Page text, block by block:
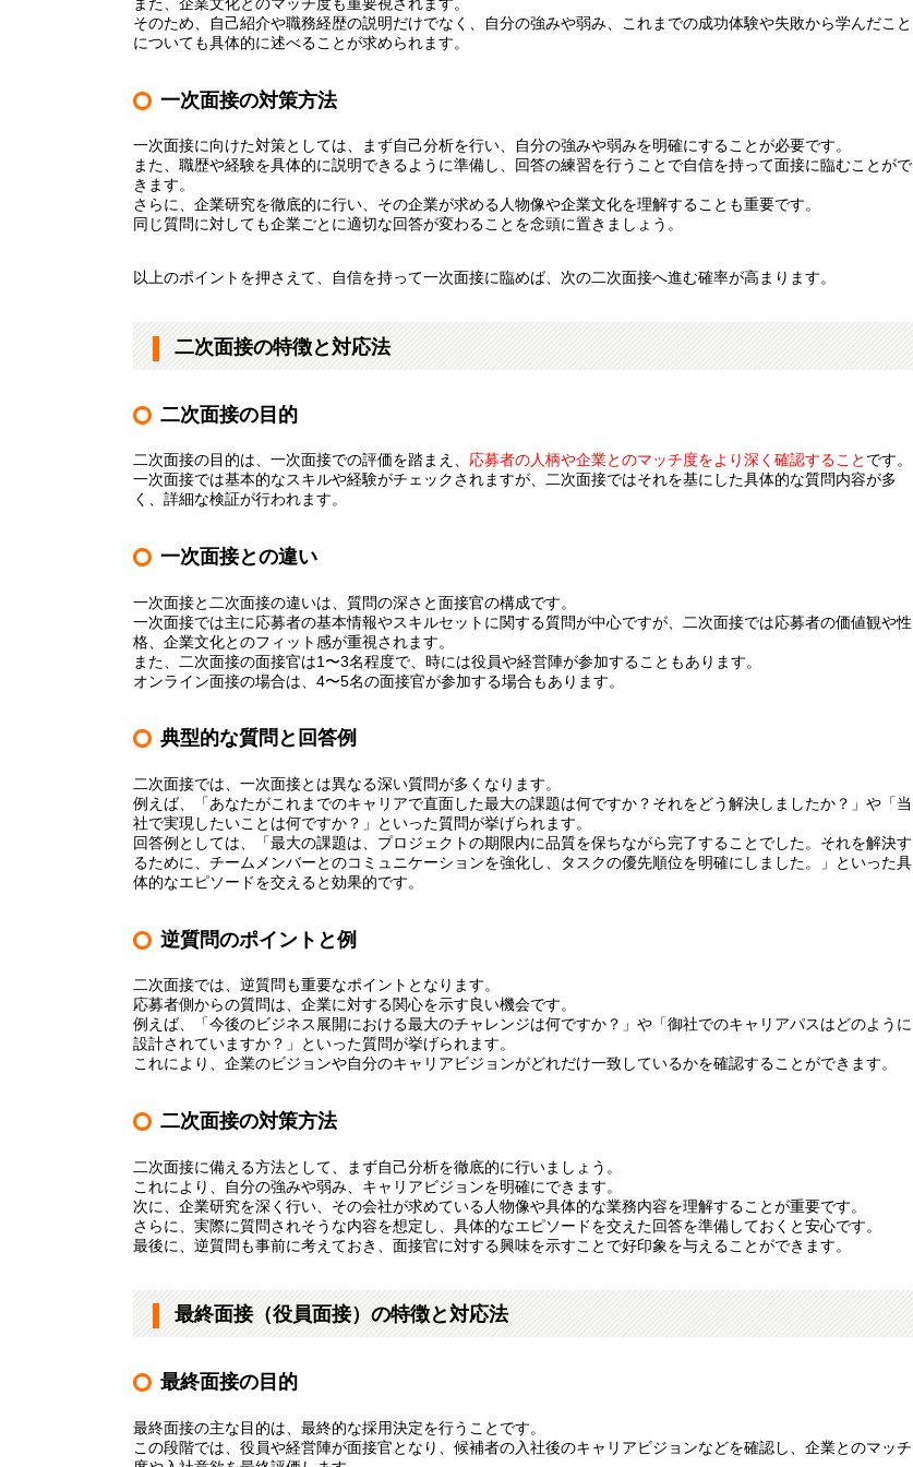
そのため、自己紹介や職務経歴の説明だけでなく、自分の強みや弱み、これまでの成功体験や失敗から学んだこと
についても具体的に述べることが求められます。
一次面接の対策方法
一次面接に向けた対策としては、まず自己分析を行い、自分の強みや弱みを明確にすることが必要です。
また、職歴や経験を具体的に説明できるように準備し、回答の練習を行うことで自信を持って面接に臨むことがで
きます。
さらに、企業研究を徹底的に行い、その企業が求める人物像や企業文化を理解することも重要です。
同じ質問に対しても企業ごとに適切な回答が変わることを念頭に置きましょう。
以上のポイントを押さえて、自信を持って一次面接に臨めば、次の二次面接へ進む確率が高まります。
二次面接の特徴と対応法
二次面接の目的
二次面接の目的は、一次面接での評価を踏まえ、 応募者の人柄や企業とのマッチ度をより深く確認すること です。
一次面接では基本的なスキルや経験がチェックされますが、二次面接ではそれを基にした具体的な質問内容が多
く、詳細な検証が行われます。
一次面接との違い
一次面接と二次面接の違いは、質問の深さと面接官の構成です。
一次面接では主に応募者の基本情報やスキルセットに関する質問が中心ですが、二次面接では応募者の価値観や性
格、企業文化とのフィット感が重視されます。
また、二次面接の面接官は1〜3名程度で、時には役員や経営陣が参加することもあります。
オンライン面接の場合は、4〜5名の面接官が参加する場合もあります。
典型的な質問と回答例
二次面接では、一次面接とは異なる深い質問が多くなります。
例えば、「あなたがこれまでのキャリアで直面した最大の課題は何ですか？それをどう解決しましたか？」や「当
社で実現したいことは何ですか？」といった質問が挙げられます。
回答例としては、「最大の課題は、プロジェクトの期限内に品質を保ちながら完了することでした。それを解決す
るために、チームメンバーとのコミュニケーションを強化し、タスクの優先順位を明確にしました。」といった具
体的なエピソードを交えると効果的です。
逆質問のポイントと例
二次面接では、逆質問も重要なポイントとなります。
応募者側からの質問は、企業に対する関心を示す良い機会です。
例えば、「今後のビジネス展開における最大のチャレンジは何ですか？」や「御社でのキャリアパスはどのように
設計されていますか？」といった質問が挙げられます。
これにより、企業のビジョンや自分のキャリアビジョンがどれだけ一致しているかを確認することができます。
二次面接の対策方法
二次面接に備える方法として、まず自己分析を徹底的に行いましょう。
これにより、自分の強みや弱み、キャリアビジョンを明確にできます。
次に、企業研究を深く行い、その会社が求めている人物像や具体的な業務内容を理解することが重要です。
さらに、実際に質問されそうな内容を想定し、具体的なエピソードを交えた回答を準備しておくと安心です。
最後に、逆質問も事前に考えておき、面接官に対する興味を示すことで好印象を与えることができます。
最終面接（役員面接）の特徴と対応法
最終面接の目的
最終面接の主な目的は、最終的な採用決定を行うことです。
この段階では、役員や経営陣が面接官となり、候補者の入社後のキャリアビジョンなどを確認し、企業とのマッチ